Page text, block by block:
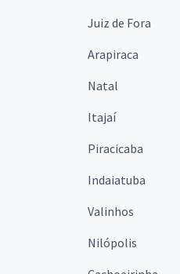
Juiz de Fora
Arapiraca
Natal
Itajaí
Piracicaba
Indaiatuba
Valinhos
Nilópolis